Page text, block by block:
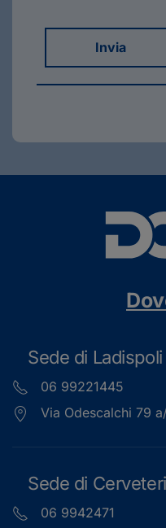
Invia
Sede di Ladispoli
06 99221445
Via Odescalchi 79
Sede di Cerveteri
06 9942471